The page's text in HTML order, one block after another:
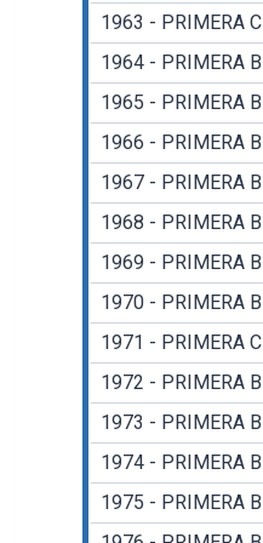
1963 - PRIMERA C
1964 - PRIMERA B
1965 - PRIMERA B
1966 - PRIMERA B
1967 - PRIMERA B
1968 - PRIMERA B
1969 - PRIMERA B
1970 - PRIMERA B
1971 - PRIMERA C
1972 - PRIMERA B
1973 - PRIMERA B
1974 - PRIMERA B
1975 - PRIMERA B